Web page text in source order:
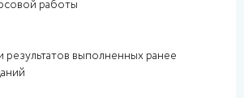
работы
результатов выполненных ранее